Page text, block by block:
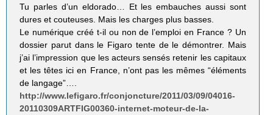
Tu parles d’un eldorado… Et les embauches aussi sont
dures et couteuses. Mais les charges plus basses.
Le numérique créé t-il ou non de l’emploi en France ? Un
dossier parut dans le Figaro tente de le démontrer. Mais
j’ai l’impression que les acteurs sensés retenir les capitaux
et les têtes ici en France, n’ont pas les mêmes “éléments
de langage”….
http://www.lefigaro.fr/conjoncture/2011/03/09/04016-
20110309ARTFIG00360-internet-moteur-de-la-